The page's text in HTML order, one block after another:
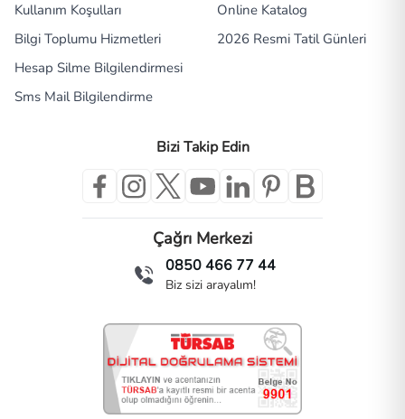
Kullanım Koşulları
Bilgi Toplumu Hizmetleri
Hesap Silme Bilgilendirmesi
Sms Mail Bilgilendirme
Online Katalog
2026 Resmi Tatil Günleri
Bizi Takip Edin
Çağrı Merkezi
0850 466 77 44
Biz sizi arayalım!